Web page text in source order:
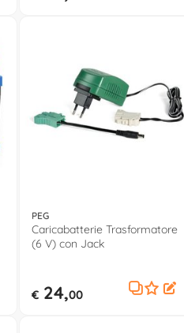
PEG
Caricabatterie Trasformatore
(6 V) con Jack
€24,00